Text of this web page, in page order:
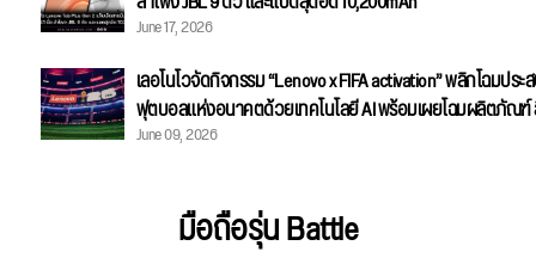
June 17, 2026
เลอโนโวจัดกิจกรรม “Lenovo x FIFA activation” พลิกโฉมปร
ฟุตบอลแห่งอนาคตด้วยเทคโนโลยี AI พร้อมเผยโฉมผลิตภัณฑ์
เอดิชัน ฉลองการแข่งขัน FIFA World Cup 2026™
June 09, 2026
มือถือรุ่น Battle